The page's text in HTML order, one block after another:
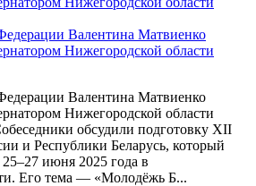
Валентина Матвиенко
Нижегородской области
Валентина Матвиенко
Нижегородской области
обсудили подготовку XII
и Республики Беларусь, который
июня 2025 года в
Его тема — «Молодёжь Б...